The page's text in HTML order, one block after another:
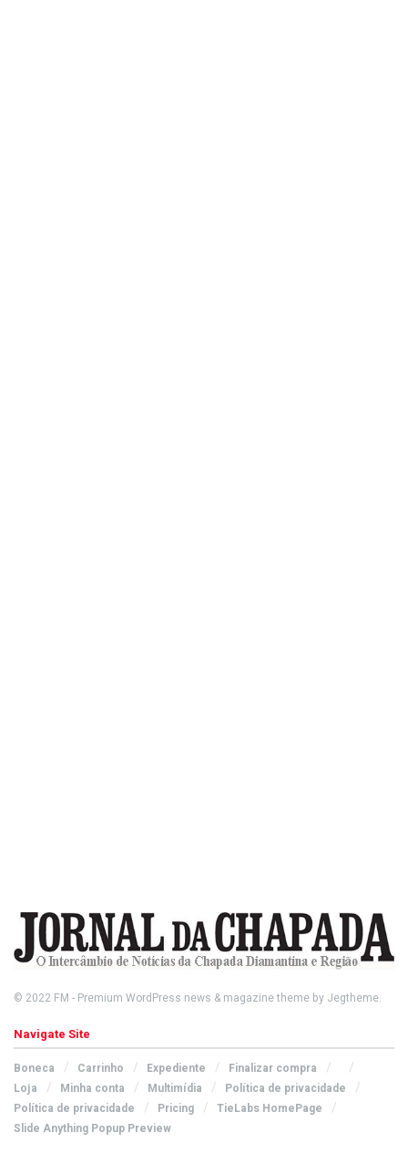
© 2022 FM - Premium WordPress news & magazine theme by Jegtheme.
Navigate Site
Boneca Carrinho Expediente
Finalizar compra
Loja
Minha conta Multimídia
Política de privacidade
Política de privacidade
Pricing
TieLabs HomePage
Slide Anything Popup Preview